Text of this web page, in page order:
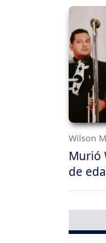
Wilson
Murió
de